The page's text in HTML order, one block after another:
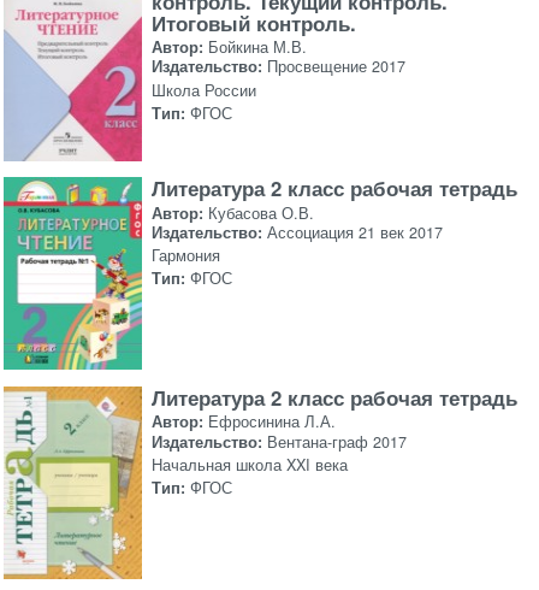
Итоговый контроль.
Автор: Бойкина М.В.
Издательство: Просвещение 2017
Школа России
Тип: ФГОС
Литература 2 класс рабочая тетрадь
Автор: Кубасова О.В.
Издательство: Ассоциация 21 век 2017
Гармония
Тип: ФГОС
Литература 2 класс рабочая тетрадь
Автор: Ефросинина Л.А.
Издательство: Вентана-граф 2017
Начальная школа XXI века
Тип: ФГОС